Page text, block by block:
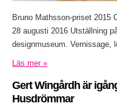
Bruno Mathsson-priset 2015
28 augusti 2016 Utställning
designmuseum. Vernissage,
Läs mer »
Gert Wingårdh är
Husdrömmar